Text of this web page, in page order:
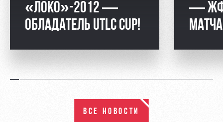
«ЛОКО»-2012 —
ОБЛАДАТЕЛЬ UTLC CUP!
—
МАТЧА
ВСЕ НОВОСТИ